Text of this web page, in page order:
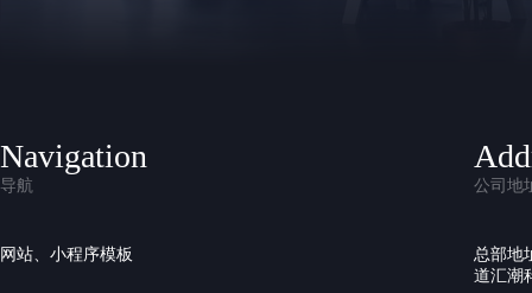
Navigation
导航
网站、小程序模板
公司地
总部地
道汇潮